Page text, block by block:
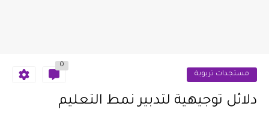
مستجدات تربوية
0
دلائل توجيهية لتدبير نمط التعليم